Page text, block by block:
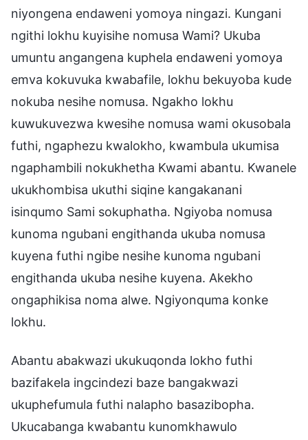
niyongena endaweni yomoya ningazi. Kungani
ngithi lokhu kuyisihe nomusa Wami? Ukuba
umuntu angangena kuphela endaweni yomoya
emva kokuvuka kwabafile, lokhu bekuyoba kude
nokuba nesihe nomusa. Ngakho lokhu
kuwukuvezwa kwesihe nomusa wami okusobala
futhi, ngaphezu kwalokho, kwambula ukumisa
ngaphambili nokukhetha Kwami abantu. Kwanele
ukukhombisa ukuthi siqine kangakanani
isinqumo Sami sokuphatha. Ngiyoba nomusa
kunoma ngubani engithanda ukuba nomusa
kuyena futhi ngibe nesihe kunoma ngubani
engithanda ukuba nesihe kuyena. Akekho
ongaphikisa noma alwe. Ngiyonquma konke
lokhu.
Abantu abakwazi ukukuqonda lokho futhi
bazifakela ingcindezi baze bangakwazi
ukuphefumula futhi nalapho basazibopha.
Ukucabanga kwabantu kunomkhawulo